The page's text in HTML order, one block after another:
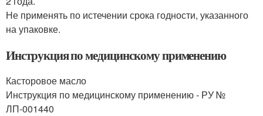
Не применять по истечении срока годности, указанного
на упаковке.
Инструкция по медицинскому применению
Касторовое масло
Инструкция по медицинскому применению - РУ №
ЛП-001440